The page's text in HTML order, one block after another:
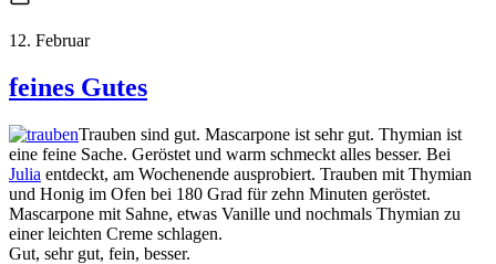
12. Februar
feines Gutes
Trauben sind gut. Mascarpone ist sehr gut. Thymian ist
eine feine Sache. Geröstet und warm schmeckt alles besser. Bei
Julia entdeckt, am Wochenende ausprobiert. Trauben mit Thymian
und Honig im Ofen bei 180 Grad für zehn Minuten geröstet.
Mascarpone mit Sahne, etwas Vanille und nochmals Thymian zu
einer leichten Creme schlagen.
Gut, sehr gut, fein, besser.